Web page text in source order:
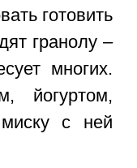
готовить
гранолу –
многих.
йогуртом,
с ней